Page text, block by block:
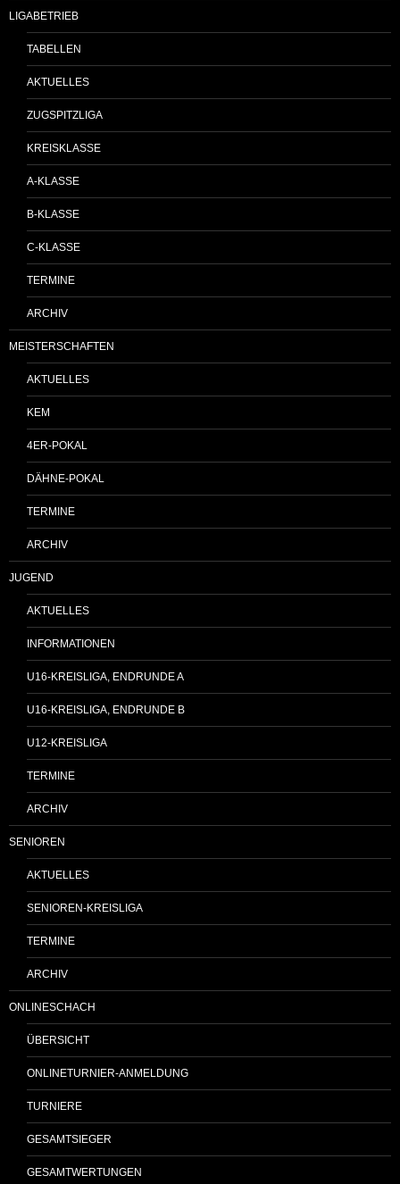
LIGABETRIEB
TABELLEN
AKTUELLES
ZUGSPITZLIGA
KREISKLASSE
A-KLASSE
B-KLASSE
C-KLASSE
TERMINE
ARCHIV
MEISTERSCHAFTEN
AKTUELLES
KEM
4ER-POKAL
DÄHNE-POKAL
TERMINE
ARCHIV
JUGEND
AKTUELLES
INFORMATIONEN
U16-KREISLIGA, ENDRUNDE A
U16-KREISLIGA, ENDRUNDE B
U12-KREISLIGA
TERMINE
ARCHIV
SENIOREN
AKTUELLES
SENIOREN-KREISLIGA
TERMINE
ARCHIV
ONLINESCHACH
ÜBERSICHT
ONLINETURNIER-ANMELDUNG
TURNIERE
GESAMTSIEGER
GESAMTWERTUNGEN